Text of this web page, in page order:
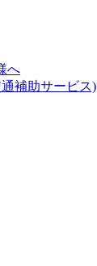
へ
補助サービス)